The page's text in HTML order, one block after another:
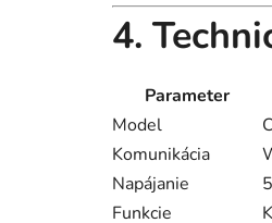
4.
Parameter
Model
Komunikácia
Napájanie
Funkcie